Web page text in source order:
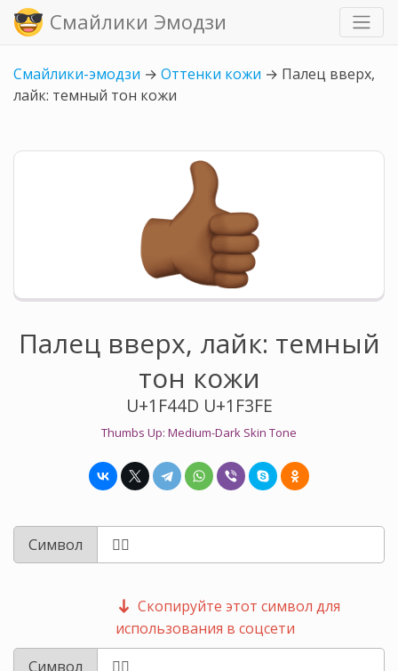
Смайлики Эмодзи
Смайлики-эмодзи → Оттенки кожи → Палец вверх,
лайк: темный тон кожи
Палец вверх, лайк: темный
тон кожи
U+1F44D U+1F3FE
Thumbs Up: Medium-Dark Skin Tone
Символ
Скопируйте этот символ для
использования в соцсети
Символ